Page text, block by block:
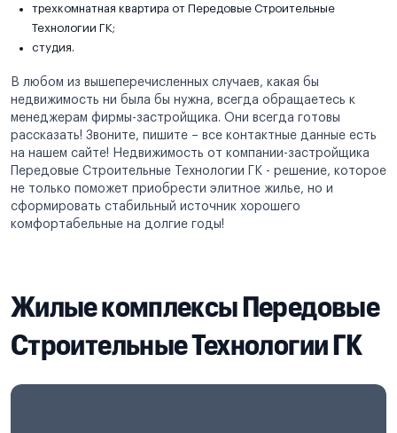
трехкомнатная квартира от Передовые Строительные
Технологии ГК;
студия.
В любом из вышеперечисленных случаев, какая бы
недвижимость ни была бы нужна, всегда обращаетесь к
менеджерам фирмы-застройщика. Они всегда готовы
рассказать! Звоните, пишите – все контактные данные есть
на нашем сайте! Недвижимость от компании-застройщика
Передовые Строительные Технологии ГК - решение, которое
не только поможет приобрести элитное жилье, но и
сформировать стабильный источник хорошего
комфортабельные на долгие годы!
Жилые комплексы Передовые
Строительные Технологии ГК